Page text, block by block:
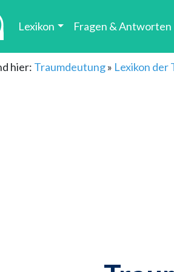
Lexikon Fragen & Antworten
hier: Traumdeutung» Lexikon der